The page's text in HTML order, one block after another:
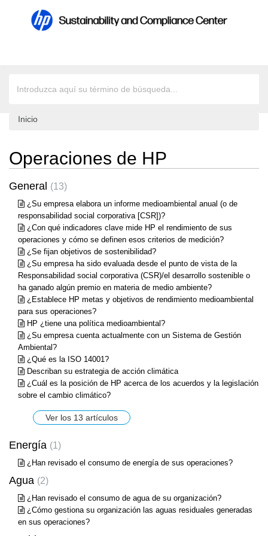
Inicio
Operaciones de HP
General 13
¿Su empresa elabora un informe medioambiental anual (o de
responsabilidad social corporativa [CSR])?
¿Con qué indicadores clave mide HP el rendimiento de sus
operaciones y cómo se definen esos criterios de medición?
¿Se fijan objetivos de sostenibilidad?
¿Su empresa ha sido evaluada desde el punto de vista de la
Responsabilidad social corporativa (CSR)/el desarrollo sostenible o
ha ganado algún premio en materia de medio ambiente?
¿Establece HP metas y objetivos de rendimiento medioambiental
para sus operaciones?
HP ¿tiene una política medioambiental?
¿Su empresa cuenta actualmente con un Sistema de Gestión
Ambiental?
¿Qué es la ISO 14001?
Describan su estrategia de acción climática
¿Cuál es la posición de HP acerca de los acuerdos y la legislación
sobre el cambio climático?
Ver los 13 artículos
Energía 1
¿Han revisado el consumo de energía de sus operaciones?
Agua 2
¿Han revisado el consumo de agua de su organización?
¿Cómo gestiona su organización las aguas residuales generadas
en sus operaciones?